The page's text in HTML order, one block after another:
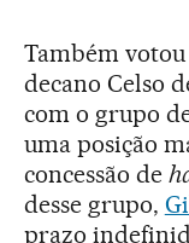
Também
decano Celso
com o grupo
uma posição
concessão de
desse grupo,
prazo